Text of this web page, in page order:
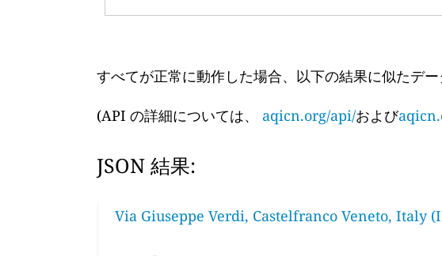
すべてが正常に動作した場合、以下の結果に似たデー
(API の詳細については、 aqicn.org/api/および
JSON 結果:
Via Giuseppe Verdi, Castelfranco Veneto, Italy